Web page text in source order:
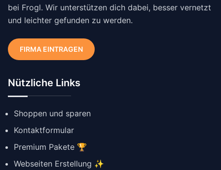
bei Frogl. Wir unterstützen dich dabei, besser vernetzt
und leichter gefunden zu werden.
FIRMA EINTRAGEN
Nützliche Links
Shoppen und sparen
Kontaktformular
Premium Pakete 🏆
Webseiten Erstellung ✨